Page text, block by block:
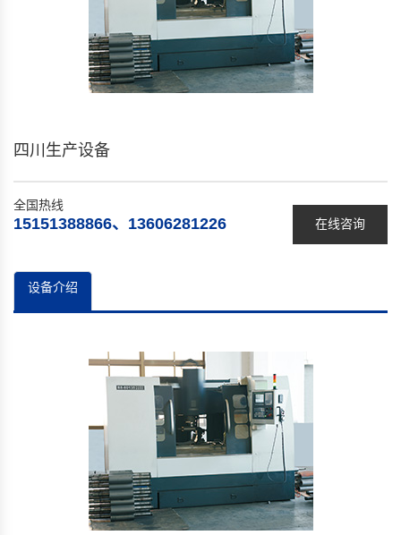
四川生产设备
在线咨询
全国热线
15151388866、13606281226
设备介绍